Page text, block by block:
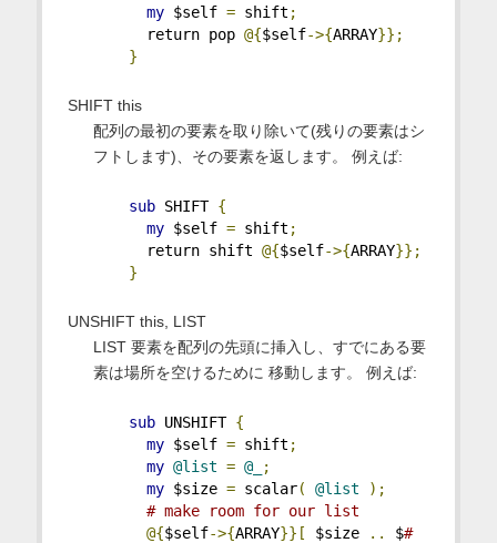
my $self = shift ;
return pop @{$self->{ARRAY}};
}
SHIFT this
配列の最初の要素を取り除いて(残りの要素はシ
フトします)、その要素を返します。 例えば:
sub SHIFT {
my $self = shift ;
return shift @{$self->{ARRAY}};
}
UNSHIFT this, LIST
LIST 要素を配列の先頭に挿入し、すでにある要
素は場所を空けるために 移動します。 例えば:
sub UNSHIFT {
my $self = shift ;
my @list = @_
;
my $size = scalar( @list
);
# make room for our list
@{$self->{ARRAY}}[ $size .. $#